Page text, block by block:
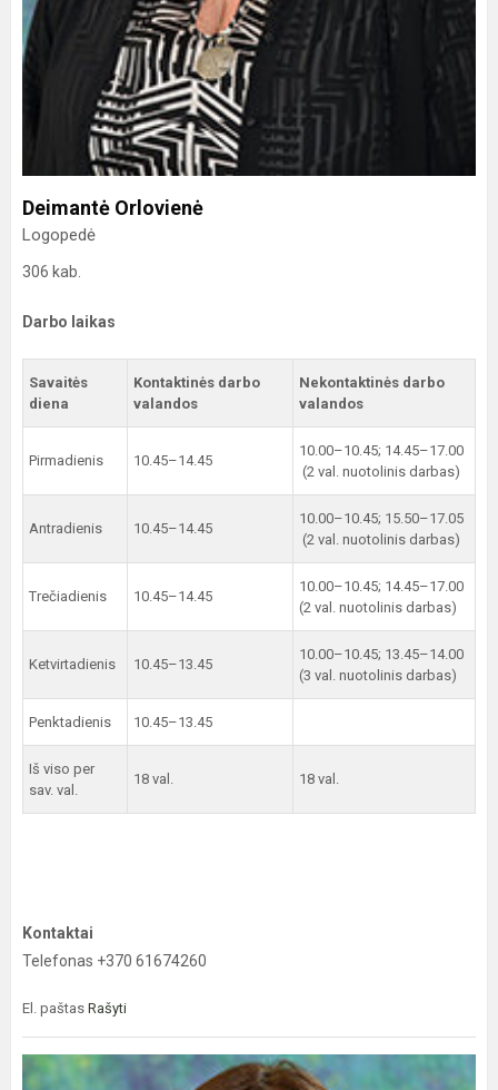
Deimantė Orlovienė
Logopedė
306 kab.
Darbo laikas
Savaitės
diena
Kontaktinės darbo
valandos
Nekontaktinės darbo
valandos
Pirmadienis 10.45–14.45
10.00–10.45; 14.45–17.00
(2 val. nuotolinis darbas)
Antradienis 10.45–14.45
10.00–10.45; 15.50–17.05
(2 val. nuotolinis darbas)
Trečiadienis 10.45–14.45
10.00–10.45; 14.45–17.00
(2 val. nuotolinis darbas)
Ketvirtadienis 10.45–13.45
10.00–10.45; 13.45–14.00
(3 val. nuotolinis darbas)
Penktadienis 10.45–13.45
Iš viso per
sav. val.
18 val. 18 val.
Kontaktai
Telefonas +370 61674260
El. paštas Rašyti